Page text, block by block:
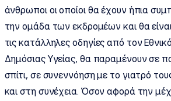
άνθρωποι οι οποίοι θα έχουν ήπια
την ομάδα των εκδρομέων και θα είναι
τις κατάλληλες οδηγίες από τον
Δημόσιας Υγείας, θα παραμένουν σε
σπίτι, σε συνεννόηση με το γιατρό
και στη συνέχεια. Όσον αφορά την